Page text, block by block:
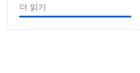
더 읽기